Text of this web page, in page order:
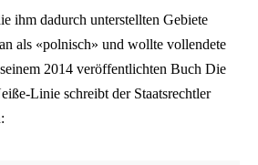
ihm dadurch unterstellten Gebiete
als «polnisch» und wollte vollendete
2014 veröffentlichten Buch Die
Linie schreibt der Staatsrechtler